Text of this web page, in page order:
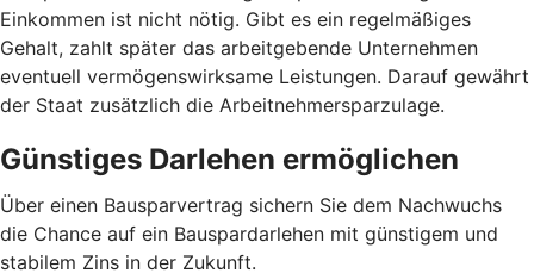
Einkommen ist nicht nötig. Gibt es ein regelmäßiges
Gehalt, zahlt später das arbeitgebende Unternehmen
eventuell vermögenswirksame Leistungen. Darauf gewährt
der Staat zusätzlich die Arbeitnehmer­spar­zulage.
Günstiges Darlehen ermöglichen
Über einen Bausparvertrag sichern Sie dem Nachwuchs
die Chance auf ein Bauspardarlehen mit günstigem und
stabilem Zins in der Zukunft.